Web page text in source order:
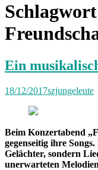
Ein
18/12/2017szjungeleute
Beim Konzertabend
gegenseitig ihre
Gelächter, sondern
unerwarteten